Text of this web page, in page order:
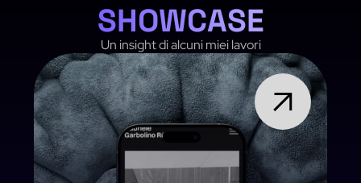
SHOWCASE
Un insight di alcuni miei lavori